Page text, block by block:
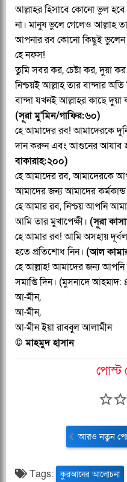
আল্লাহর হিসাবে কোনো ভুল
না। মানুষ ভুলে গেলেও আল্লাহ
আপনার রব কোনো কিছুই ভুলেন
হে নফস!
তুমি সবর কর, চেষ্টা কর, দুয়া
নিশ্চয়ই আল্লাহ তার বান্দার অতি
বান্দা যখনই আল্লাহর কাছে
(সূরা মু'মিন/গাফির:৬০)
হে আমাদের রব! আমাদেরকে
দান করুন এবং আগুনের আযাব
বাকারাহ:২০০)
হে আমাদের রব, আমাদেরকে
আমাদের জন্য আমাদের
হে আমার রব, নিশ্চয় আপনি
আমি তার মুখাপেক্ষী। (সূরা
হে আমার রব! আমি অসহায়
হতে প্রতিশোধ নিন। (আল
হে আল্লাহ! আমাদের জন্য
সমাপ্তি দিন। (মুসনাদে
আ-মীন,
আ-মীন,
আ-মীন ইয়া রাব্বুল আলামীন
© মাহমুদ হাসান
পোস্ট
আরও নতুন
Tags: কুরআনের আলোচনা